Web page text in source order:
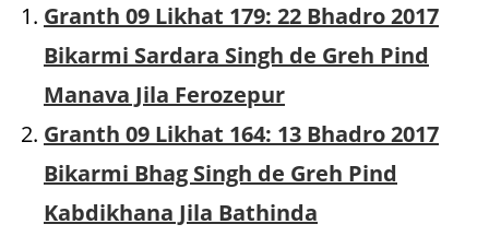
Granth 09 Likhat 179: 22 Bhadro 2017
Bikarmi Sardara Singh de Greh Pind
Manava Jila Ferozepur
Granth 09 Likhat 164: 13 Bhadro 2017
Bikarmi Bhag Singh de Greh Pind
Kabdikhana Jila Bathinda